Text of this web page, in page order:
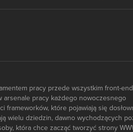
pracy przede wszystkim front-end
pracy każdego nowoczesnego
frameworków, które pojawiają się
wielu dziedzin, dawno wychodzących
która chce zacząć tworzyć strony